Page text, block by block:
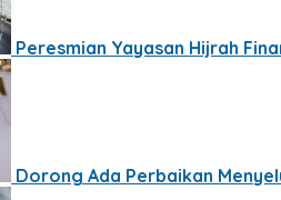
Peresmian Yayasan Hijrah
Dorong Ada Perbaikan